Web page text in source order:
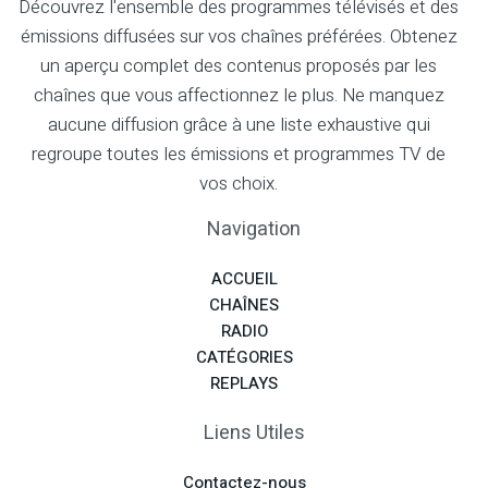
Découvrez l'ensemble des programmes télévisés et des
émissions diffusées sur vos chaînes préférées. Obtenez
un aperçu complet des contenus proposés par les
chaînes que vous affectionnez le plus. Ne manquez
aucune diffusion grâce à une liste exhaustive qui
regroupe toutes les émissions et programmes TV de
vos choix.
Navigation
ACCUEIL
CHAÎNES
RADIO
CATÉGORIES
REPLAYS
Liens Utiles
Contactez-nous